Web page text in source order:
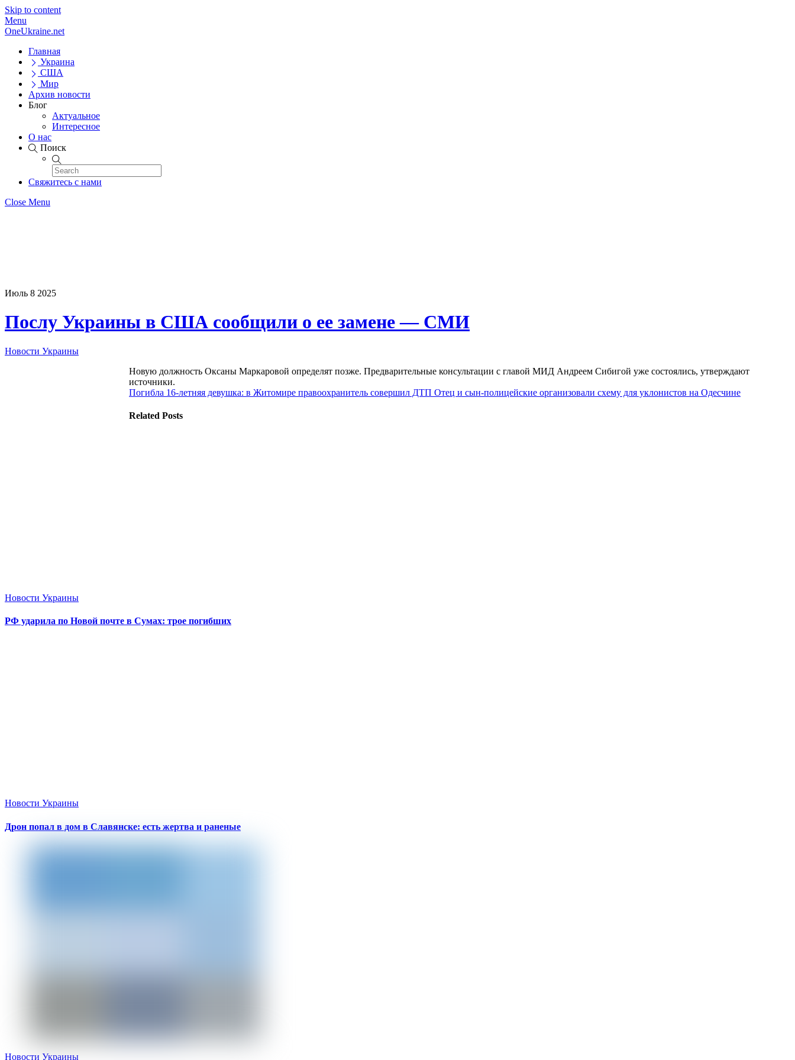
Skip to content
Menu
OneUkraine.net
Главная
Украина
США
Мир
Архив новости
Блог
Актуальное
Интересное
О нас
Поиск
Свяжитесь с нами
Close Menu
Июль 8 2025
Послу Украины в США сообщили о ее замене — СМИ
Новости Украины
Новую должность Оксаны Маркаровой определят позже. Предварительные консультации с главой МИД Андреем Сибигой уже состоялись, утверждают
источники.
Погибла 16-летняя девушка: в Житомире правоохранитель совершил ДТП Отец и сын-полицейские организовали схему для уклонистов на Одесчине
Related Posts
Новости Украины
РФ ударила по Новой почте в Сумах: трое погибших
Новости Украины
Дрон попал в дом в Славянске: есть жертва и раненые
Новости Украины